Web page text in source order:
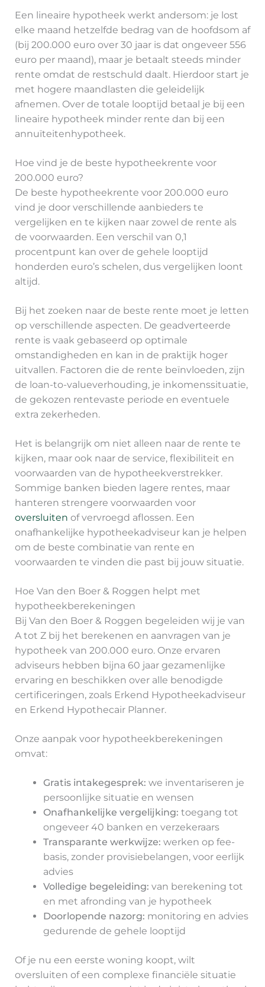
Een lineaire hypotheek werkt andersom: je lost
elke maand hetzelfde bedrag van de hoofdsom af
(bij 200.000 euro over 30 jaar is dat ongeveer 556
euro per maand), maar je betaalt steeds minder
rente omdat de restschuld daalt. Hierdoor start je
met hogere maandlasten die geleidelijk
afnemen. Over de totale looptijd betaal je bij een
lineaire hypotheek minder rente dan bij een
annuïteitenhypotheek.
Hoe vind je de beste hypotheekrente voor
200.000 euro?
De beste hypotheekrente voor 200.000 euro
vind je door verschillende aanbieders te
vergelijken en te kijken naar zowel de rente als
de voorwaarden. Een verschil van 0,1
procentpunt kan over de gehele looptijd
honderden euro’s schelen, dus vergelijken loont
altijd.
Bij het zoeken naar de beste rente moet je letten
op verschillende aspecten. De geadverteerde
rente is vaak gebaseerd op optimale
omstandigheden en kan in de praktijk hoger
uitvallen. Factoren die de rente beïnvloeden, zijn
de loan-to-valueverhouding, je inkomenssituatie,
de gekozen rentevaste periode en eventuele
extra zekerheden.
Het is belangrijk om niet alleen naar de rente te
kijken, maar ook naar de service, flexibiliteit en
voorwaarden van de hypotheekverstrekker.
Sommige banken bieden lagere rentes, maar
hanteren strengere voorwaarden voor
oversluiten of vervroegd aflossen. Een
onafhankelijke hypotheekadviseur kan je helpen
om de beste combinatie van rente en
voorwaarden te vinden die past bij jouw situatie.
Hoe Van den Boer & Roggen helpt met
hypotheekberekeningen
Bij Van den Boer & Roggen begeleiden wij je van
A tot Z bij het berekenen en aanvragen van je
hypotheek van 200.000 euro. Onze ervaren
adviseurs hebben bijna 60 jaar gezamenlijke
ervaring en beschikken over alle benodigde
certificeringen, zoals Erkend Hypotheekadviseur
en Erkend Hypothecair Planner.
Onze aanpak voor hypotheekberekeningen
omvat:
Gratis intakegesprek: we inventariseren je
persoonlijke situatie en wensen
Onafhankelijke vergelijking: toegang tot
ongeveer 40 banken en verzekeraars
Transparante werkwijze: werken op fee-
basis, zonder provisiebelangen, voor eerlijk
advies
Volledige begeleiding: van berekening tot
en met afronding van je hypotheek
Doorlopende nazorg: monitoring en advies
gedurende de gehele looptijd
Of je nu een eerste woning koopt, wilt
oversluiten of een complexe financiële situatie